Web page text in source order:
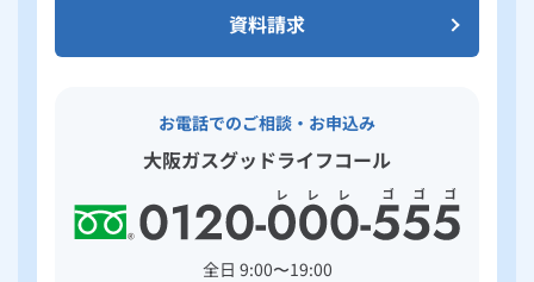
資料請求
お電話でのご相談・お申込み
大阪ガスグッドライフコール
全日 9:00〜19:00